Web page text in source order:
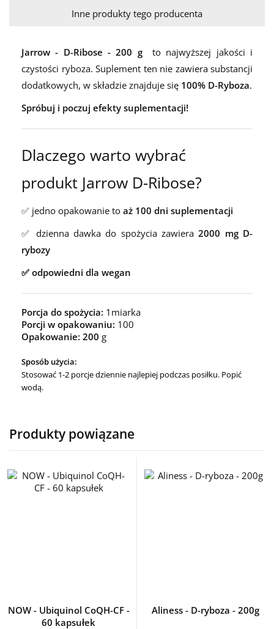
Inne produkty tego producenta
Jarrow - D-Ribose - 200 gto najwyższej jakości i
czystości ryboza. Suplement ten nie zawiera substancji
dodatkowych, w składzie znajduje się 100% D-Ryboza.
Spróbuj i poczuj efekty suplementacji!
Dlaczego warto wybrać
produkt Jarrow D-Ribose?
✅ jedno opakowanie to aż 100 dni suplementacji
✅ dzienna dawka do spożycia zawiera2000 mg D-
rybozy
✅ odpowiedni dla wegan
Porcja do spożycia: 1miarka
Porcji w opakowaniu: 100
Opakowanie: 200 g
Sposób użycia:
Stosować 1-2 porcje dziennie najlepiej podczas posiłku. Popić
wodą.
Produkty powiązane
NOW - Ubiquinol CoQH-CF -
60 kapsułek
Aliness - D-ryboza - 200g